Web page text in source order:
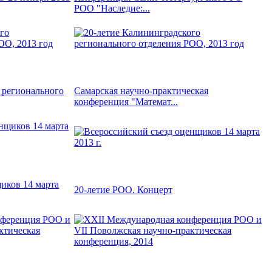
РОО "Наследие:...
Самарская научно-практическая
конференция "Математ...
14 марта
20-летие РОО. Концерт